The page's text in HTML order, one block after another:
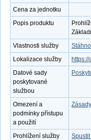
Cena za jednotku
Popis produktu
Vlastnosti služby
Lokalizace služby
Datové sady
poskytované
službou
Omezení a
podmínky přístupu
a použití
Prohlížení služby